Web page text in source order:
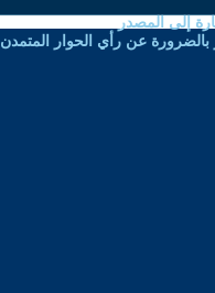
إلى المصدر
بالضرورة عن رأي الحوار المتمدن